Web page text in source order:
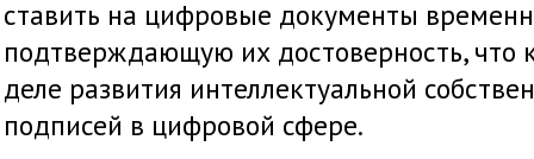
ставить на цифровые документы
подтверждающую их достоверность, что
деле развития интеллектуальной
подписей в цифровой сфере.